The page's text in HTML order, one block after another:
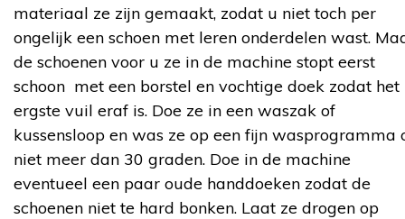
materiaal ze zijn gemaakt, zodat u niet toch per
ongelijk een schoen met leren onderdelen wast.
de schoenen voor u ze in de machine stopt eerst
schoon met een borstel en vochtige doek zodat het
ergste vuil eraf is. Doe ze in een waszak of
kussensloop en was ze op een fijn wasprogramma
niet meer dan 30 graden. Doe in de machine
eventueel een paar oude handdoeken zodat de
schoenen niet te hard bonken. Laat ze drogen op